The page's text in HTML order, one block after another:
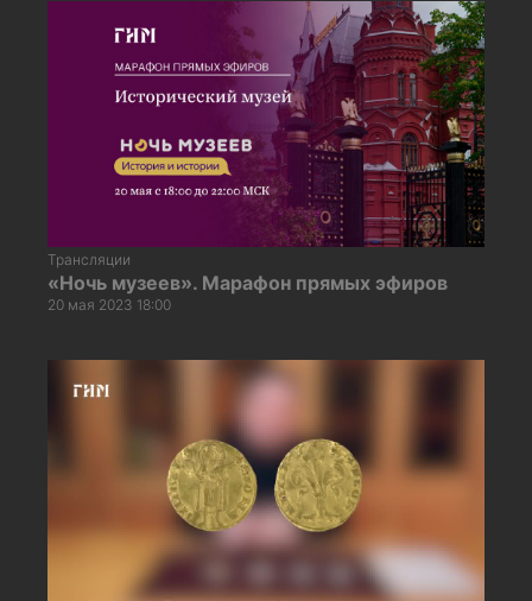
Трансляции
«Ночь музеев». Марафон прямых эфиров
20 мая 2023 18:00